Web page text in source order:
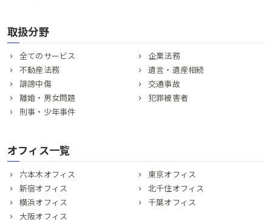
取扱分野
全てのサービス
企業法務
不動産法務
遺言・遺産相続
誹謗中傷
交通事故
離婚・男女問題
犯罪被害者
刑事・少年事件
オフィス一覧
六本木オフィス
東京オフィス
新宿オフィス
北千住オフィス
横浜オフィス
千葉オフィス
大阪オフィス